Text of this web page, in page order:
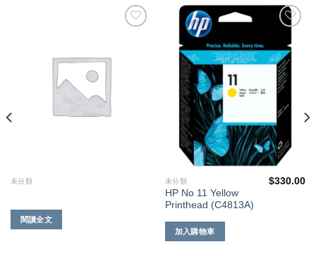
未分類
閱讀全文
到願
望清
單
未分類
HP No 11 Yellow
Printhead (C4813A)
$330.00
加入購物車